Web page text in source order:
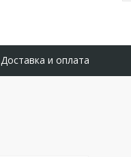
Доставка и оплата